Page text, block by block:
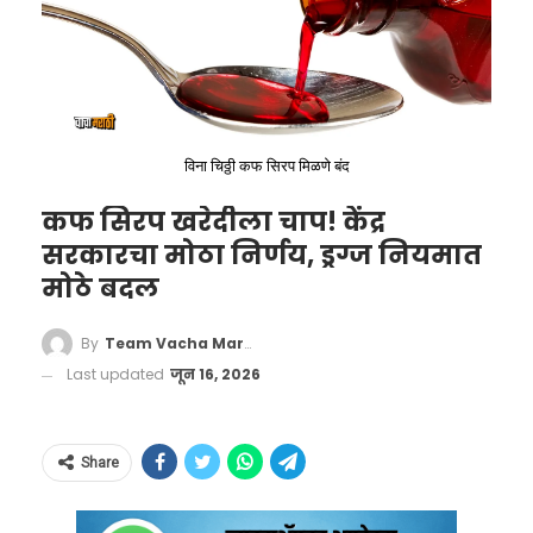
ऍडव्हान्स पेमेंट आणि प्रश्नांची
गॅरंटी
तपास यंत्रणांनी आरोपींच्या आर्थिक व्यवहारांवर लक्ष
केंद्रित केले आहे. राजस्थानच्या विशेष ऑपरेशन्स ग्रुपला
(SOG) आरोपी आणि परीक्षार्थी यांच्यात सुमारे १० लाख
विना चिठ्ठी कफ सिरप मिळणे बंद
कफ सिरप खरेदीला चाप! केंद्र
सरकारचा मोठा निर्णय, ड्रग्ज नियमात
मोठे बदल
By Team Vacha Marathi
Last updated जून 16, 2026
Share